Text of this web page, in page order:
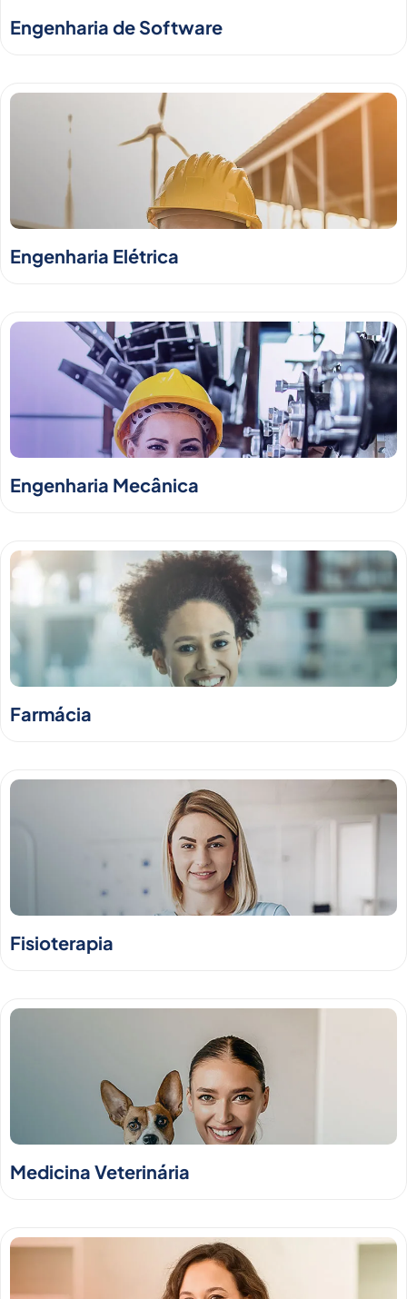
Engenharia de Software
Engenharia Elétrica
Engenharia Mecânica
Farmácia
Fisioterapia
Medicina Veterinária